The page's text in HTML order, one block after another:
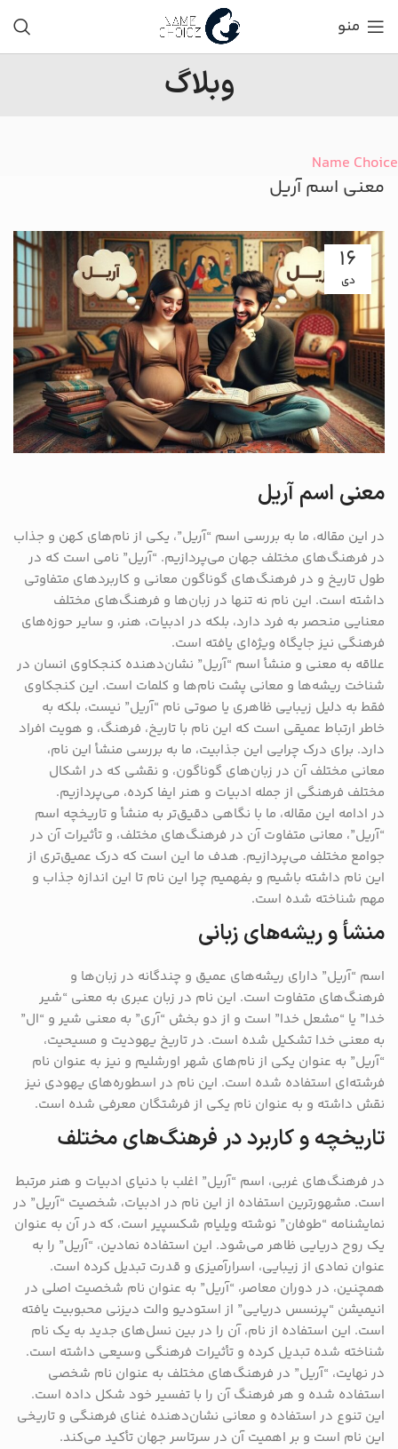
منو
وبلاگ
Name Choice
معنی اسم آریل
16
دی
معنی اسم آریل
در این مقاله، ما به بررسی اسم “آریل”، یکی از نام‌های کهن و جذاب
در فرهنگ‌های مختلف جهان می‌پردازیم. “آریل” نامی است که در
طول تاریخ و در فرهنگ‌های گوناگون معانی و کاربردهای متفاوتی
داشته است. این نام نه تنها در زبان‌ها و فرهنگ‌های مختلف
معنایی منحصر به فرد دارد، بلکه در ادبیات، هنر، و سایر حوزه‌های
فرهنگی نیز جایگاه ویژه‌ای یافته است.
علاقه به معنی و منشأ اسم “آریل” نشان‌دهنده کنجکاوی انسان در
شناخت ریشه‌ها و معانی پشت نام‌ها و کلمات است. این کنجکاوی
فقط به دلیل زیبایی ظاهری یا صوتی نام “آریل” نیست، بلکه به
خاطر ارتباط عمیقی است که این نام با تاریخ، فرهنگ، و هویت افراد
دارد. برای درک چرایی این جذابیت، ما به بررسی منشأ این نام،
معانی مختلف آن در زبان‌های گوناگون، و نقشی که در اشکال
مختلف فرهنگی از جمله ادبیات و هنر ایفا کرده، می‌پردازیم.
در ادامه این مقاله، ما با نگاهی دقیق‌تر به منشأ و تاریخچه اسم
“آریل”، معانی متفاوت آن در فرهنگ‌های مختلف، و تأثیرات آن در
جوامع مختلف می‌پردازیم. هدف ما این است که درک عمیق‌تری از
این نام داشته باشیم و بفهمیم چرا این نام تا این اندازه جذاب و
مهم شناخته شده است.
منشأ و ریشه‌های زبانی
اسم “آریل” دارای ریشه‌های عمیق و چندگانه در زبان‌ها و
فرهنگ‌های متفاوت است. این نام در زبان عبری به معنی “شیر
خدا” یا “مشعل خدا” است و از دو بخش “آری” به معنی شیر و “ال”
به معنی خدا تشکیل شده است. در تاریخ یهودیت و مسیحیت،
“آریل” به عنوان یکی از نام‌های شهر اورشلیم و نیز به عنوان نام
فرشته‌ای استفاده شده است. این نام در اسطوره‌های یهودی نیز
نقش داشته و به عنوان نام یکی از فرشتگان معرفی شده است.
تاریخچه و کاربرد در فرهنگ‌های مختلف
در فرهنگ‌های غربی، اسم “آریل” اغلب با دنیای ادبیات و هنر مرتبط
است. مشهورترین استفاده از این نام در ادبیات، شخصیت “آریل” در
نمایشنامه “طوفان” نوشته ویلیام شکسپیر است، که در آن به عنوان
یک روح دریایی ظاهر می‌شود. این استفاده نمادین، “آریل” را به
عنوان نمادی از زیبایی، اسرارآمیزی و قدرت تبدیل کرده است.
همچنین، در دوران معاصر، “آریل” به عنوان نام شخصیت اصلی در
انیمیشن “پرنسس دریایی” از استودیو والت دیزنی محبوبیت یافته
است. این استفاده از نام، آن را در بین نسل‌های جدید به یک نام
شناخته شده تبدیل کرده و تأثیرات فرهنگی وسیعی داشته است.
در نهایت، “آریل” در فرهنگ‌های مختلف به عنوان نام شخصی
استفاده شده و هر فرهنگ آن را با تفسیر خود شکل داده است.
این تنوع در استفاده و معانی نشان‌دهنده غنای فرهنگی و تاریخی
این نام است و بر اهمیت آن در سرتاسر جهان تأکید می‌کند.